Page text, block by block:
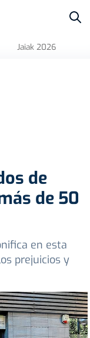
Jaiak 2026
de
de 50
en esta
prejuicios y